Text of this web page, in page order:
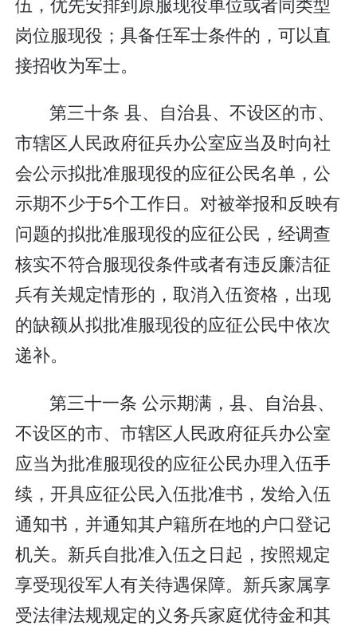
岗位服现役；具备任军士条件的，可以直
接招收为军士。
第三十条 县、自治县、不设区的市、
市辖区人民政府征兵办公室应当及时向社
会公示拟批准服现役的应征公民名单，公
示期不少于5个工作日。对被举报和反映有
问题的拟批准服现役的应征公民，经调查
核实不符合服现役条件或者有违反廉洁征
兵有关规定情形的，取消入伍资格，出现
的缺额从拟批准服现役的应征公民中依次
递补。
第三十一条 公示期满，县、自治县、
不设区的市、市辖区人民政府征兵办公室
应当为批准服现役的应征公民办理入伍手
续，开具应征公民入伍批准书，发给入伍
通知书，并通知其户籍所在地的户口登记
机关。新兵自批准入伍之日起，按照规定
享受现役军人有关待遇保障。新兵家属享
受法律法规规定的义务兵家庭优待金和其